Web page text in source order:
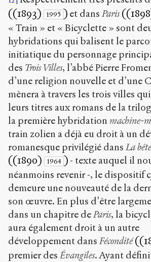
((1893) 1995 ) et dans Paris
« Train » et « Bicyclette » sont
hybridations qui balisent le
initiatique du personnage
des Trois Villes, l’abbé Pierre
d’une religion nouvelle et d’une
mènera à travers les trois villes
leurs titres aux romans de la
la première hybridation machine-
train zolien a déjà eu droit à un
romanesque privilégié dans La
((1890) 1964 ) - texte auquel il
néanmoins revenir -, le dispositif
demeure une nouveauté de la
son œuvre. En plus d’être
dans un chapitre deParis, la
aura également droit à un autre
développement dans Fécondité
premier des Évangiles. Ayant